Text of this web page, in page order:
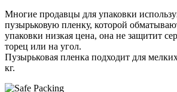
Многие продавцы для упаковки
пузырьковую пленку, которой
упаковки низкая цена, она не защитит
торец или на угол.
Пузырьковая пленка подходит для
кг.